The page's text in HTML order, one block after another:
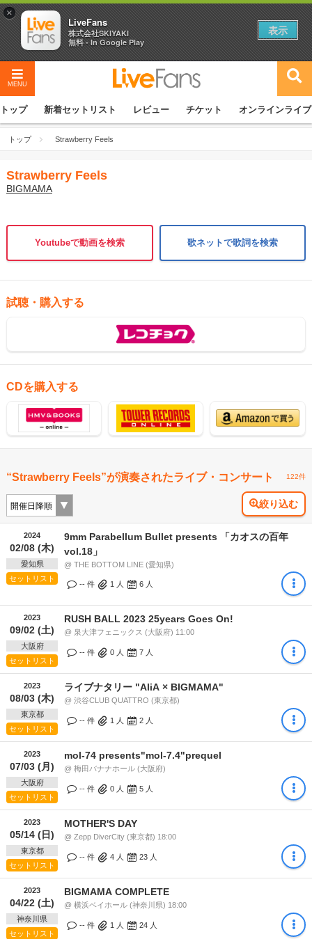
MENU
トップ 新着セットリスト レビュー チケット オンラインライブ
トップ Strawberry Feels
Strawberry Feels
BIGMAMA
Youtubeで動画を検索 歌ネットで歌詞を検索
試聴・購入する
CDを購入する
“Strawberry Feels”が演奏されたライブ・コンサート 122件
絞り込む
2024
02/08 (木)
愛知県
セットリスト
9mm Parabellum Bullet presents 「カオスの百年
vol.18」
@ THE BOTTOM LINE (愛知県)
-- 件 1 人 6 人
2023
09/02 (土)
大阪府
セットリスト
RUSH BALL 2023 25years Goes On!
@ 泉大津フェニックス (大阪府) 11:00
-- 件 0 人 7 人
2023
08/03 (木)
東京都
セットリスト
ライブナタリー "AliA × BIGMAMA"
@ 渋谷CLUB QUATTRO (東京都)
-- 件 1 人 2 人
2023
07/03 (月)
大阪府
セットリスト
mol-74 presents"mol-7.4"prequel
@ 梅田バナナホール (大阪府)
-- 件 0 人 5 人
2023
05/14 (日)
東京都
セットリスト
MOTHER'S DAY
@ Zepp DiverCity (東京都) 18:00
-- 件 4 人 23 人
2023
04/22 (土)
神奈川県
セットリスト
BIGMAMA COMPLETE
@ 横浜ベイホール (神奈川県) 18:00
-- 件 1 人 24 人
×
LiveFans
株式会社SKIYAKI
無料 - In Google Play
表示